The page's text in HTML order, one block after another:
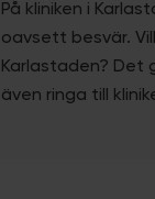
På kliniken i
oavsett besvär.
Karlastaden? Det
även ringa till